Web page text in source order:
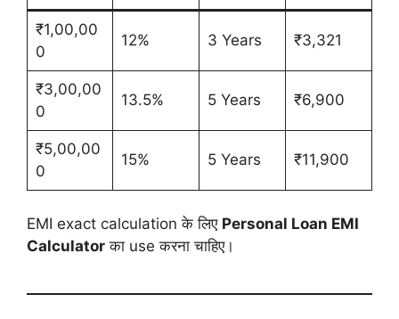
₹1,00,00
0
12% 3 Years ₹3,321
₹3,00,00
0
13.5% 5 Years ₹6,900
₹5,00,00
0
15% 5 Years ₹11,900
EMI exact calculation के लिए Personal Loan EMI
Calculator का use करना चाहिए।